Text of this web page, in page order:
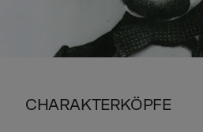
CHARAKTERKÖPFE